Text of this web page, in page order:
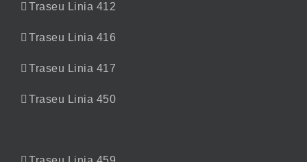
Traseu Linia 412
Traseu Linia 416
Traseu Linia 417
Traseu Linia 450